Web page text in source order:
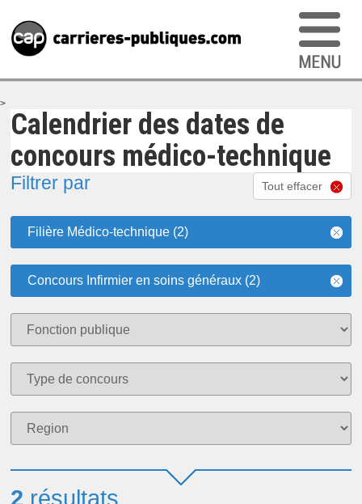
>
Calendrier des dates de
concours médico-technique
Filtrer par Tout effacer
Filière Médico-technique (2)
Concours Infirmier en soins généraux (2)
2 résultats